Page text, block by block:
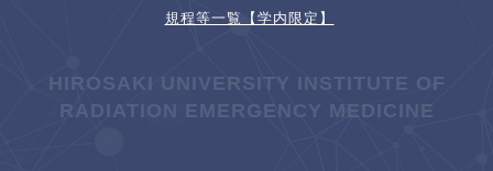
規程等一覧【学内限定】
HIROSAKI UNIVERSITY INSTITUTE OF
RADIATION EMERGENCY MEDICINE